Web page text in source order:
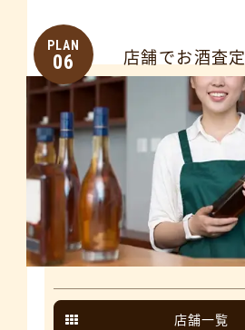
PLAN
06 店舗でお酒査定
店舗一覧